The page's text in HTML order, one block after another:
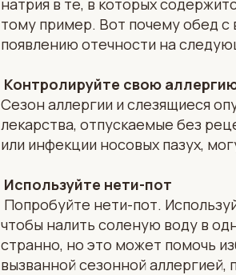
тому пример. Вот почему обед с
появлению отечности на
Контролируйте свою
Сезон аллергии и слезящиеся
лекарства, отпускаемые без
или инфекции носовых пазух,
Используйте нети-пот
Попробуйте нети-пот.
чтобы налить соленую воду в
странно, но это может помочь
вызванной сезонной аллергией,